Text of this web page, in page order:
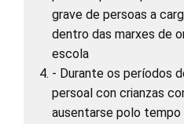
grave de persoas a
dentro das marxes de
escola
- Durante os períodos
persoal con crianzas
ausentarse polo tempo